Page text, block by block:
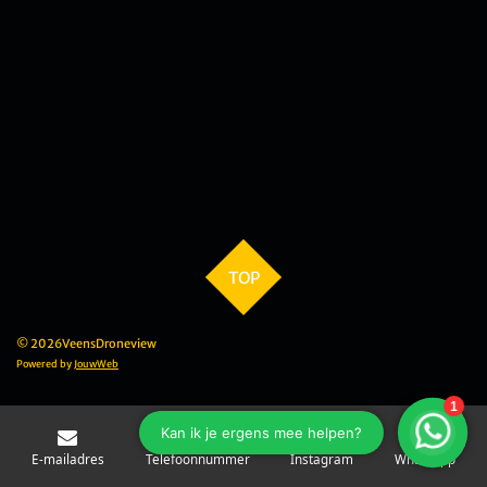
TOP
© 2026VeensDroneview
Powered by JouwWeb
E-mailadres Telefoonnummer Instagram WhatsApp